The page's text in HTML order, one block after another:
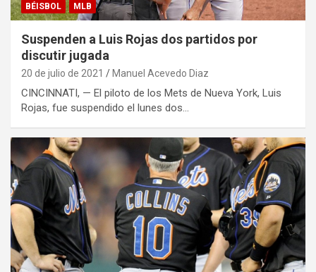
BÉISBOL MLB
Suspenden a Luis Rojas dos partidos por
discutir jugada
20 de julio de 2021 Manuel Acevedo Diaz
CINCINNATI, — El piloto de los Mets de Nueva York, Luis
Rojas, fue suspendido el lunes dos…